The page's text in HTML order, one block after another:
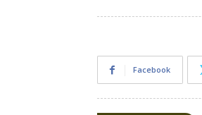
Facebook